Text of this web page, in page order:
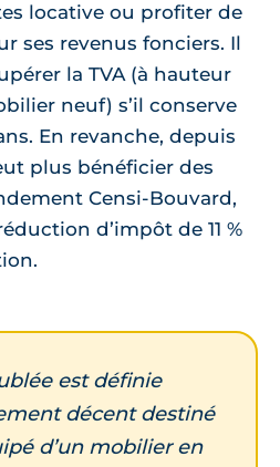
locative ou profiter de
ses revenus fonciers. Il
la TVA (à hauteur
neuf) s’il conserve
En revanche, depuis
plus bénéficier des
Censi-Bouvard,
d’impôt de 11 %
est définie
décent destiné
d’un mobilier en